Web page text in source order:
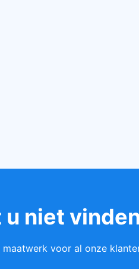
u niet
maatwerk voor al onze